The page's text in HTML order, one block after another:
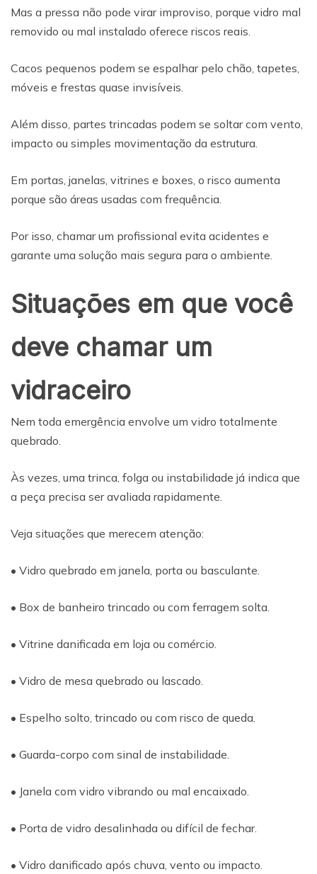
Mas a pressa não pode virar improviso, porque vidro mal
removido ou mal instalado oferece riscos reais.
Cacos pequenos podem se espalhar pelo chão, tapetes,
móveis e frestas quase invisíveis.
Além disso, partes trincadas podem se soltar com vento,
impacto ou simples movimentação da estrutura.
Em portas, janelas, vitrines e boxes, o risco aumenta
porque são áreas usadas com frequência.
Por isso, chamar um profissional evita acidentes e
garante uma solução mais segura para o ambiente.
Situações em que você
deve chamar um
vidraceiro
Nem toda emergência envolve um vidro totalmente
quebrado.
Às vezes, uma trinca, folga ou instabilidade já indica que
a peça precisa ser avaliada rapidamente.
Veja situações que merecem atenção:
• Vidro quebrado em janela, porta ou basculante.
• Box de banheiro trincado ou com ferragem solta.
• Vitrine danificada em loja ou comércio.
• Vidro de mesa quebrado ou lascado.
• Espelho solto, trincado ou com risco de queda.
• Guarda-corpo com sinal de instabilidade.
• Janela com vidro vibrando ou mal encaixado.
• Porta de vidro desalinhada ou difícil de fechar.
• Vidro danificado após chuva, vento ou impacto.